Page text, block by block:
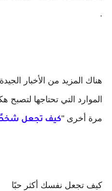
.
هناك المزيد من الأخبار
الموارد التي تحتاجها لتصبح
مرة أخرى "كيف تجعل
كيف تجعل نفسك أكثر حبًا